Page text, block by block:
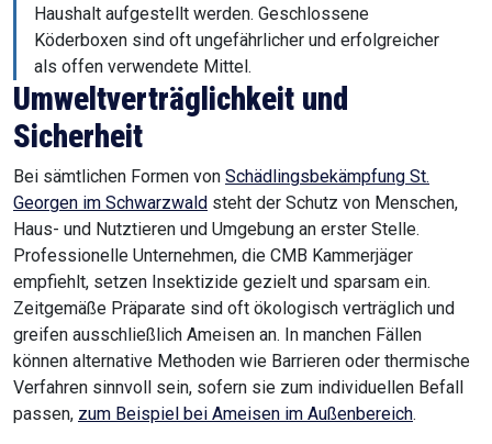
Haushalt aufgestellt werden. Geschlossene
Köderboxen sind oft ungefährlicher und erfolgreicher
als offen verwendete Mittel.
Umweltverträglichkeit und
Sicherheit
Bei sämtlichen Formen von Schädlingsbekämpfung St.
Georgen im Schwarzwald steht der Schutz von Menschen,
Haus- und Nutztieren und Umgebung an erster Stelle.
Professionelle Unternehmen, die CMB Kammerjäger
empfiehlt, setzen Insektizide gezielt und sparsam ein.
Zeitgemäße Präparate sind oft ökologisch verträglich und
greifen ausschließlich Ameisen an. In manchen Fällen
können alternative Methoden wie Barrieren oder thermische
Verfahren sinnvoll sein, sofern sie zum individuellen Befall
passen, zum Beispiel bei Ameisen im Außenbereich.